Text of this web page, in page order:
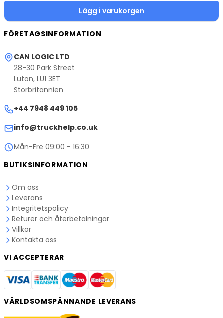
Lägg i varukorgen
FÖRETAGSINFORMATION
CAN LOGIC LTD
28-30 Park Street
Luton, LU1 3ET
Storbritannien
+44 7948 449 105
info@truckhelp.co.uk
Mån-Fre 09:00 - 16:30
BUTIKSINFORMATION
Om oss
Leverans
Integritetspolicy
Returer och återbetalningar
Villkor
Kontakta oss
VI ACCEPTERAR
VÄRLDSOMSPÄNNANDE LEVERANS